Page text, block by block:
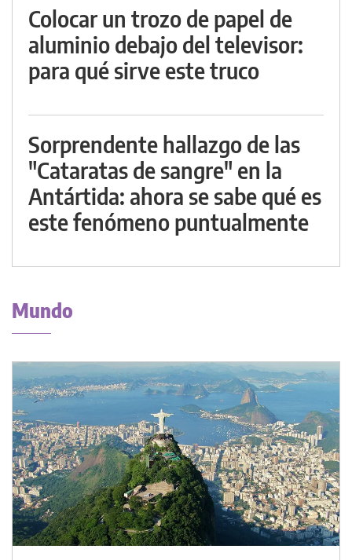
Colocar un trozo de papel de
aluminio debajo del televisor:
para qué sirve este truco
Sorprendente hallazgo de las
"Cataratas de sangre" en la
Antártida: ahora se sabe qué es
este fenómeno puntualmente
Mundo